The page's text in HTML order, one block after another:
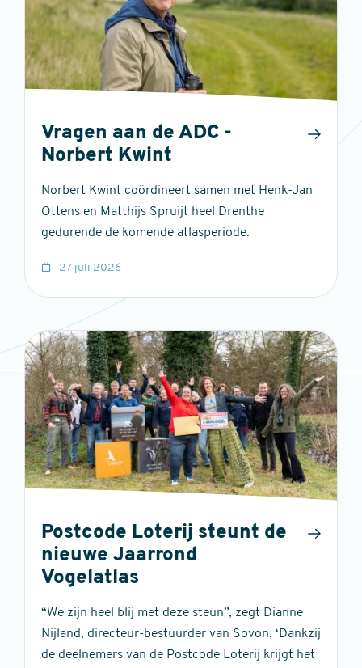
Vragen aan de ADC -
Norbert Kwint
Norbert Kwint coördineert samen met Henk-Jan
Ottens en Matthijs Spruijt heel Drenthe
gedurende de komende atlasperiode.
27 juli 2026
Postcode Loterij steunt de
nieuwe Jaarrond
Vogelatlas
“We zijn heel blij met deze steun”, zegt Dianne
Nijland, directeur-bestuurder van Sovon, ‘Dankzij
de deelnemers van de Postcode Loterij krijgt het